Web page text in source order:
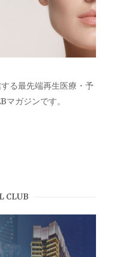
る最先端再生医療・予
ガジンです。
CLUB